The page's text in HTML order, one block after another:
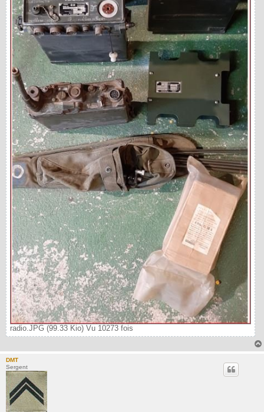
radio.JPG (99.33 Kio) Vu 10273 fois
DMT
Sergent